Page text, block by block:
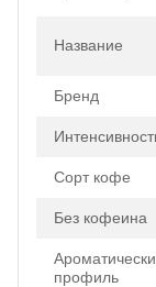
Название
Бренд
Сорт кофе
Без кофеина
профиль